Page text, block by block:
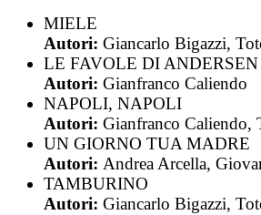
MIELE
Autori: Giancarlo Bigazzi,
LE FAVOLE DI ANDERSEN
Autori: Gianfranco Caliendo
NAPOLI, NAPOLI
Autori: Gianfranco Caliendo,
UN GIORNO TUA MADRE
Autori: Andrea Arcella,
TAMBURINO
Autori: Giancarlo Bigazzi,